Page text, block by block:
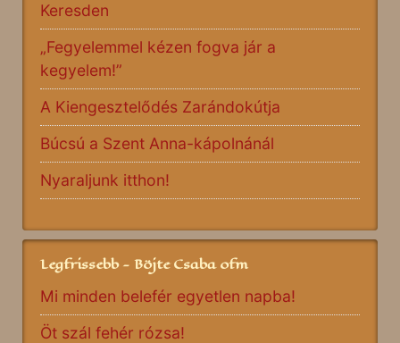
Keresden
„Fegyelemmel kézen fogva jár a
kegyelem!”
A Kiengesztelődés Zarándokútja
Búcsú a Szent Anna-kápolnánál
Nyaraljunk itthon!
Legfrissebb - Böjte Csaba ofm
Mi minden belefér egyetlen napba!
Öt szál fehér rózsa!